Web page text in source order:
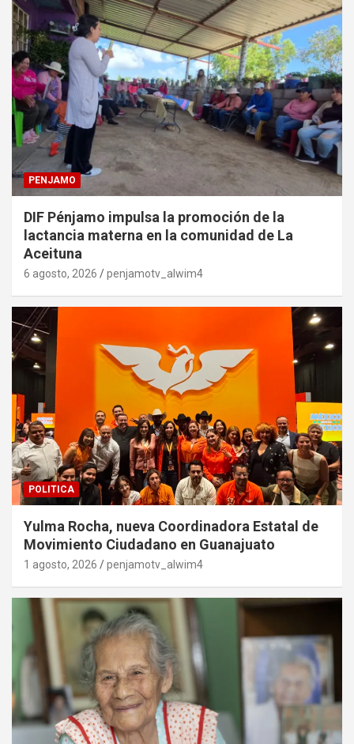
PENJAMO
DIF Pénjamo impulsa la promoción de la
lactancia materna en la comunidad de La
Aceituna
6 agosto, 2026 penjamotv_alwim4
POLITICA
Yulma Rocha, nueva Coordinadora Estatal de
Movimiento Ciudadano en Guanajuato
1 agosto, 2026 penjamotv_alwim4